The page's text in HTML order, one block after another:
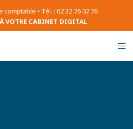
comptable • Tél. : 02 32 76 02 76
VOTRE CABINET DIGITAL